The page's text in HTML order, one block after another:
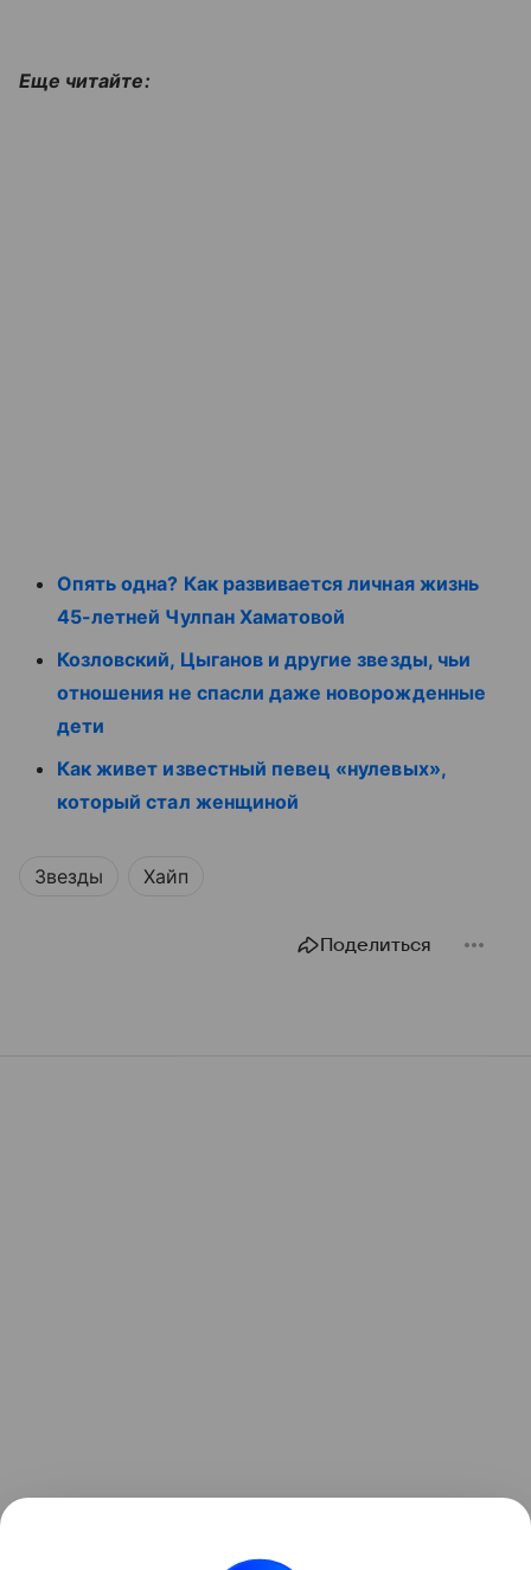
Еще читайте:
Опять одна? Как развивается личная жизнь
45-летней Чулпан Хаматовой
Козловский, Цыганов и другие звезды, чьи
отношения не спасли даже новорожденные
дети
Как живет известный певец «нулевых»,
который стал женщиной
Звезды Хайп
Поделиться